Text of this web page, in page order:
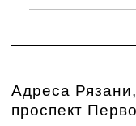
Адреса
проспект